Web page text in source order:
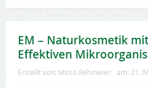
EM – Naturkosmetik
Effektiven
Erstellt von: Mirco Rehmeier am: 21.